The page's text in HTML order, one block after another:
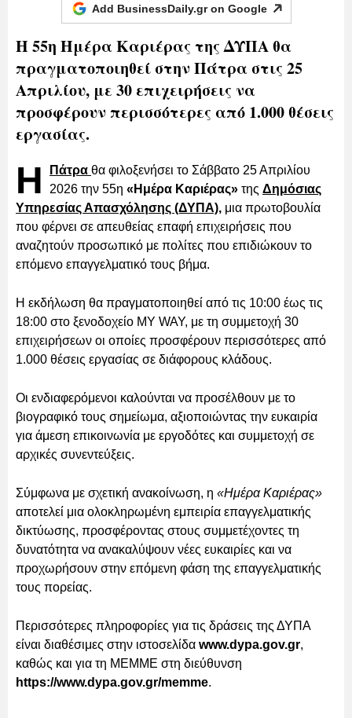
Add BusinessDaily.gr on Google
Η 55η Ημέρα Καριέρας της ΔΥΠΑ θα
πραγματοποιηθεί στην Πάτρα στις 25
Απριλίου, με 30 επιχειρήσεις να
προσφέρουν περισσότερες από 1.000 θέσεις
εργασίας.
Η Πάτρα θα φιλοξενήσει το Σάββατο 25 Απριλίου
2026 την 55η «Ημέρα Καριέρας» της Δημόσιας
Υπηρεσίας Απασχόλησης (ΔΥΠΑ), μια πρωτοβουλία
που φέρνει σε απευθείας επαφή επιχειρήσεις που
αναζητούν προσωπικό με πολίτες που επιδιώκουν το
επόμενο επαγγελματικό τους βήμα.
Η εκδήλωση θα πραγματοποιηθεί από τις 10:00 έως τις
18:00 στο ξενοδοχείο MY WAY, με τη συμμετοχή 30
επιχειρήσεων οι οποίες προσφέρουν περισσότερες από
1.000 θέσεις εργασίας σε διάφορους κλάδους.
Οι ενδιαφερόμενοι καλούνται να προσέλθουν με το
βιογραφικό τους σημείωμα, αξιοποιώντας την ευκαιρία
για άμεση επικοινωνία με εργοδότες και συμμετοχή σε
αρχικές συνεντεύξεις.
Σύμφωνα με σχετική ανακοίνωση, η «Ημέρα Καριέρας»
αποτελεί μια ολοκληρωμένη εμπειρία επαγγελματικής
δικτύωσης, προσφέροντας στους συμμετέχοντες τη
δυνατότητα να ανακαλύψουν νέες ευκαιρίες και να
προχωρήσουν στην επόμενη φάση της επαγγελματικής
τους πορείας.
Περισσότερες πληροφορίες για τις δράσεις της ΔΥΠΑ
είναι διαθέσιμες στην ιστοσελίδα www.dypa.gov.gr,
καθώς και για τη ΜΕΜΜΕ στη διεύθυνση
https://www.dypa.gov.gr/memme.